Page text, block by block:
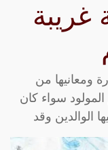
غريبة
ومعانيها من
سواء كان
الوالدين وقد